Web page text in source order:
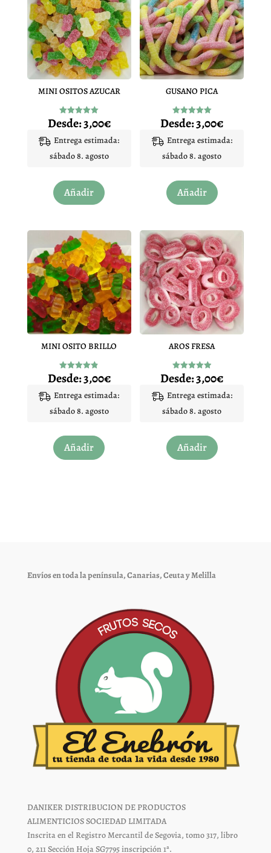
MINI OSITOS AZUCAR
Valorado
con
de 5
Desde:3,00€
Entrega estimada:
sábado 8. agosto
Añadir
producto
variantes.
Las
opciones
se
pueden
elegir
en
la
de
producto
GUSANO PICA
Valorado
con
de 5
Desde:3,00€
Entrega estimada:
sábado 8. agosto
Añadir
producto
variantes.
Las
opciones
se
pueden
elegir
en
de
producto
MINI OSITO BRILLO
Valorado
con
de 5
Desde:3,00€
Entrega estimada:
sábado 8. agosto
Añadir
producto
elegir
página
de
AROS FRESA
Valorado
con
de 5
Desde:3,00€
Entrega estimada:
sábado 8. agosto
Añadir
producto
Envíos en toda la península, Canarias, Ceuta y Melilla
DANIKER DISTRIBUCION DE PRODUCTOS
ALIMENTICIOS SOCIEDAD LIMITADA
Inscrita en el Registro Mercantil de Segovia, tomo 317, libro
0, 211 Sección Hoja SG7795 inscripción 1ª.